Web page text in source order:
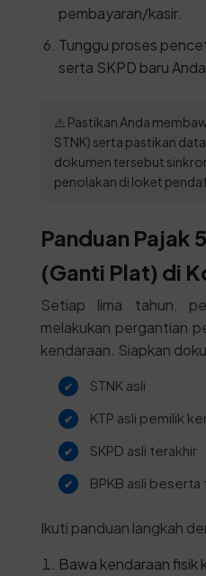
pembayaran/kasir.
Tunggu proses
serta SKPD baru
⚠️ Pastikan Anda
STNK) serta pastikan
dokumen tersebut
penolakan di loket
Panduan Pajak
(Ganti Plat) di
Setiap lima tahun,
melakukan pergantian
kendaraan. Siapkan
STNK asli
KTP asli pemilik
SKPD asli terakhir
BPKB asli
Ikuti panduan langkah
Bawa kendaraan fisik